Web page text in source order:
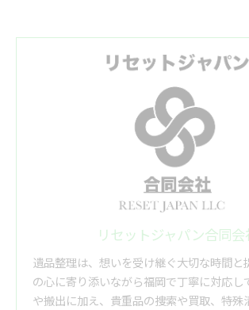
リセットジャパン合同会
遺品整理は、想いを受け継ぐ大切な時間と
の心に寄り添いながら福岡で丁寧に対応し
や搬出に加え、貴重品の捜索や買取、特殊